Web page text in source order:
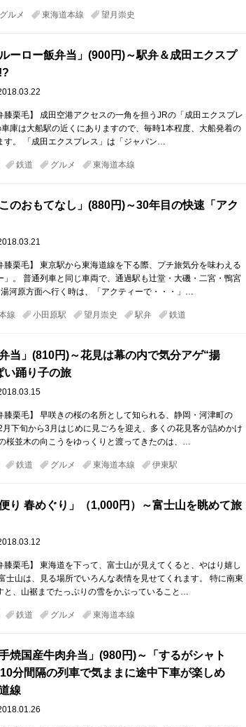
グルメ 東海道本線 望月崇史
ーロー飯弁当」(900円)～駅弁＆成田エクスプ
膝栗毛】 成田空港アクセスの一角を担うJRの「成田エクスプレ
庫は大船駅の近くにありますので、毎時1本程度、大船発着の
す。 「成田エクスプレス」は「ジャパン…
鉄道 グルメ 東海道本線
のおもてなし」(880円)～30年目の快速「アク
膝栗毛】 東京駅から東海道線を下る際、プチ旅気分を味わえる
」。 普通列車と同じ車両で、通過駅も辻堂・大磯・二宮・鴨宮
河原方面へ行く時は、「アクティーで・・・」…
線 小田原駅 望月崇史 駅弁 鉄道
当」(810円)～花見は幕の内で気分アゲ“揚
い踊り子の旅
膝栗毛】 早咲きの桜の名所として知られる、静岡・河津町の
月下旬から3月はじめに見ごろを迎え、多くの花見客が詰めかけ
桜並木の向こうをゆっくりと渡ってきたのは、…
鉄道 グルメ 東海道本線 伊東駅
り 春めぐり」（1,000円）～富士山を眺めて旅
膝栗毛】 東海道を下って、富士山が見えてくると、やはり嬉し
士山は、見る場所でいろんな表情を見せてくれます。 特に南東
と、山裾までたっぷりの雪をかぶっていること…
鉄道 グルメ 東海道本線
焼国産牛肉弁当」(980円)～「するがシャト
分間隔の列車で気ままに途中下車が楽しめ
線